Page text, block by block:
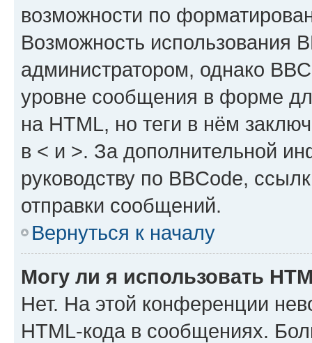
возможности по
Возможность использования
администратором, однако
уровне сообщения в форме
на HTML, но теги в нём
в < и >. За дополнительной
руководству по BBCode,
отправки сообщений.
Вернуться к началу
Могу ли я использовать
Нет. На этой конференции
HTML-кода в сообщениях.